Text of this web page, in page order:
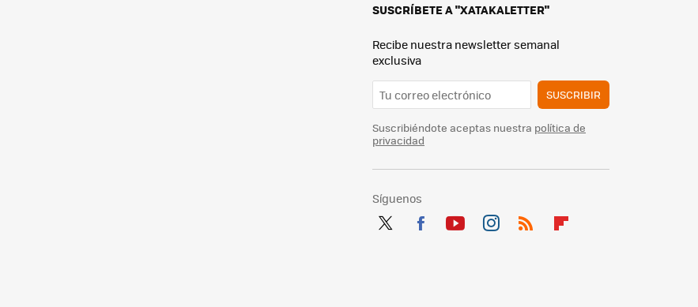
SUSCRÍBETE A "XATAKALETTER"
Recibe nuestra newsletter semanal
exclusiva
SUSCRIBIR
Suscribiéndote aceptas nuestra política de
privacidad
Síguenos